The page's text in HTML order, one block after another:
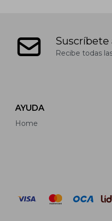
Recibe todas
AYUDA
Home